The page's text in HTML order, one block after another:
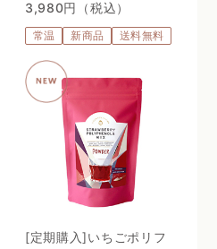
ームＶＣ配合〜 24時間、
体温を感じるビタミン
C。98%植物由来のリポ
ソーム処方 〜
3,980円（税込）
常温 新商品 送料無料
[定期購入]いちごポリフ